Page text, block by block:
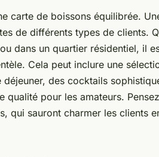
carte de boissons équilibrée.
de différents types de clients.
dans un quartier résidentiel, il
Cela peut inclure une
des cocktails
qualité pour les amateurs. Pensez
qui sauront charmer les clients